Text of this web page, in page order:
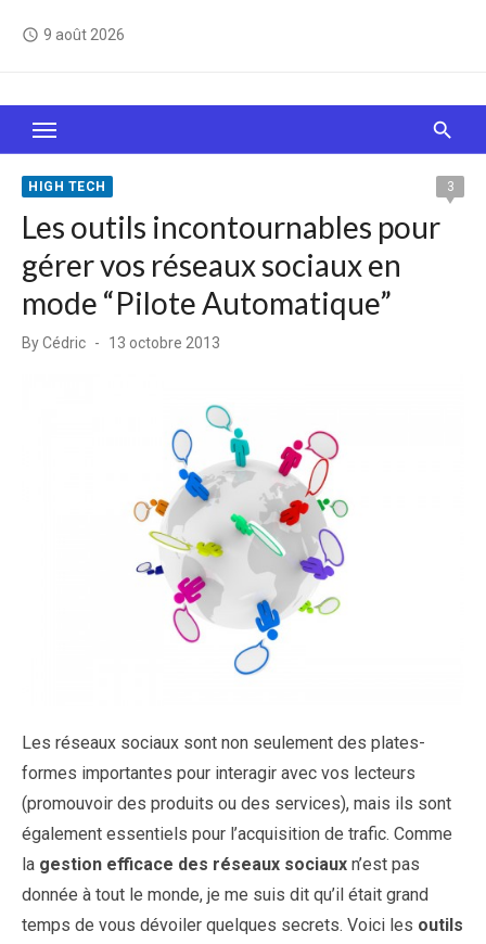
access_time 9 août 2026
Le Web, c'est comme une boîte de chocolats… On
sait jamais sur quoi on va tomber !
HIGH TECH 3
Les outils incontournables pour
gérer vos réseaux sociaux en
mode “Pilote Automatique”
ByCédric
Posted
13 octobre 2013
Les réseaux sociaux sont non seulement des plates-
formes importantes pour interagir avec vos lecteurs
(promouvoir des produits ou des services), mais ils sont
également essentiels pour l’acquisition de trafic. Comme
la gestion efficace des réseaux sociaux n’est pas
donnée à tout le monde, je me suis dit qu’il était grand
temps de vous dévoiler quelques secrets. Voici les outils